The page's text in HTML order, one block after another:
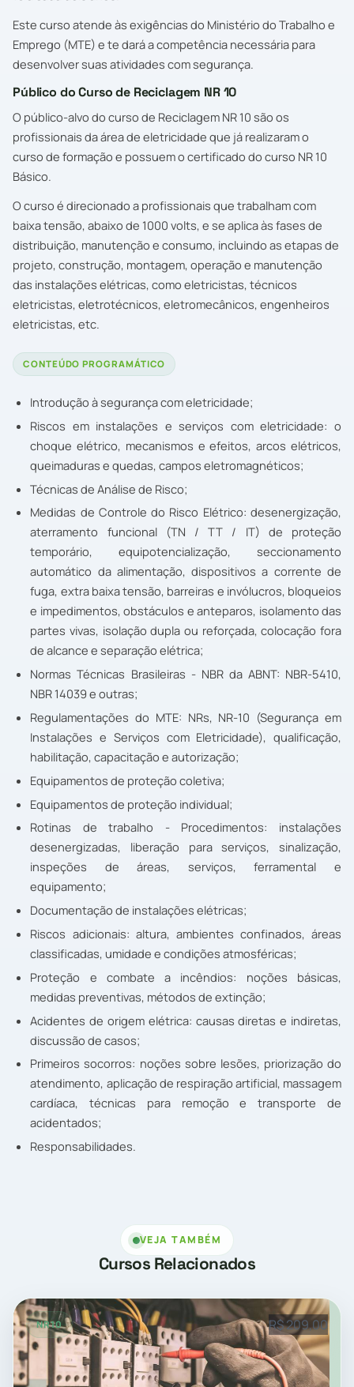
Este curso atende às exigências do Ministério do Trabalho e
Emprego (MTE) e te dará a competência necessária para
desenvolver suas atividades com segurança.
Público do Curso de Reciclagem NR 10
O público-alvo do curso de Reciclagem NR 10 são os
profissionais da área de eletricidade que já realizaram o
curso de formação e possuem o certificado do curso NR 10
Básico.
O curso é direcionado a profissionais que trabalham com
baixa tensão, abaixo de 1000 volts, e se aplica às fases de
distribuição, manutenção e consumo, incluindo as etapas de
projeto, construção, montagem, operação e manutenção
das instalações elétricas, como eletricistas, técnicos
eletricistas, eletrotécnicos, eletromecânicos, engenheiros
eletricistas, etc.
CONTEÚDO PROGRAMÁTICO
Introdução à segurança com eletricidade;
Riscos em instalações e serviços com eletricidade: o
choque elétrico, mecanismos e efeitos, arcos elétricos,
queimaduras e quedas, campos eletromagnéticos;
Técnicas de Análise de Risco;
Medidas de Controle do Risco Elétrico: desenergização,
aterramento funcional (TN / TT / IT) de proteção
temporário, equipotencialização, seccionamento
automático da alimentação, dispositivos a corrente de
fuga, extra baixa tensão, barreiras e invólucros, bloqueios
e impedimentos, obstáculos e anteparos, isolamento das
partes vivas, isolação dupla ou reforçada, colocação fora
de alcance e separação elétrica;
Normas Técnicas Brasileiras - NBR da ABNT: NBR-5410,
NBR 14039 e outras;
Regulamentações do MTE: NRs, NR-10 (Segurança em
Instalações e Serviços com Eletricidade), qualificação,
habilitação, capacitação e autorização;
Equipamentos de proteção coletiva;
Equipamentos de proteção individual;
Rotinas de trabalho - Procedimentos: instalações
desenergizadas, liberação para serviços, sinalização,
inspeções de áreas, serviços, ferramental e
equipamento;
Documentação de instalações elétricas;
Riscos adicionais: altura, ambientes confinados, áreas
classificadas, umidade e condições atmosféricas;
Proteção e combate a incêndios: noções básicas,
medidas preventivas, métodos de extinção;
Acidentes de origem elétrica: causas diretas e indiretas,
discussão de casos;
Primeiros socorros: noções sobre lesões, priorização do
atendimento, aplicação de respiração artificial, massagem
cardíaca, técnicas para remoção e transporte de
acidentados;
Responsabilidades.
VEJA TAMBÉM
Cursos Relacionados
NR10 R$ 209,00